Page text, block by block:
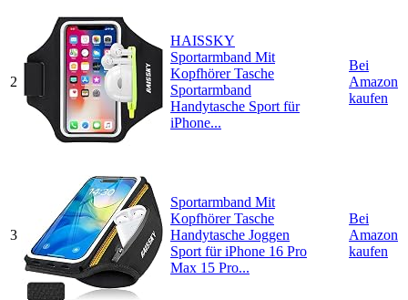
2
HAISSKY
Sportarmband Mit
Kopfhörer Tasche
Sportarmband
Handytasche Sport für
iPhone...
Bei
Amazon
kaufen
3
Sportarmband Mit
Kopfhörer Tasche
Handytasche Joggen
Sport für iPhone 16 Pro
Max 15 Pro...
Bei
Amazon
kaufen